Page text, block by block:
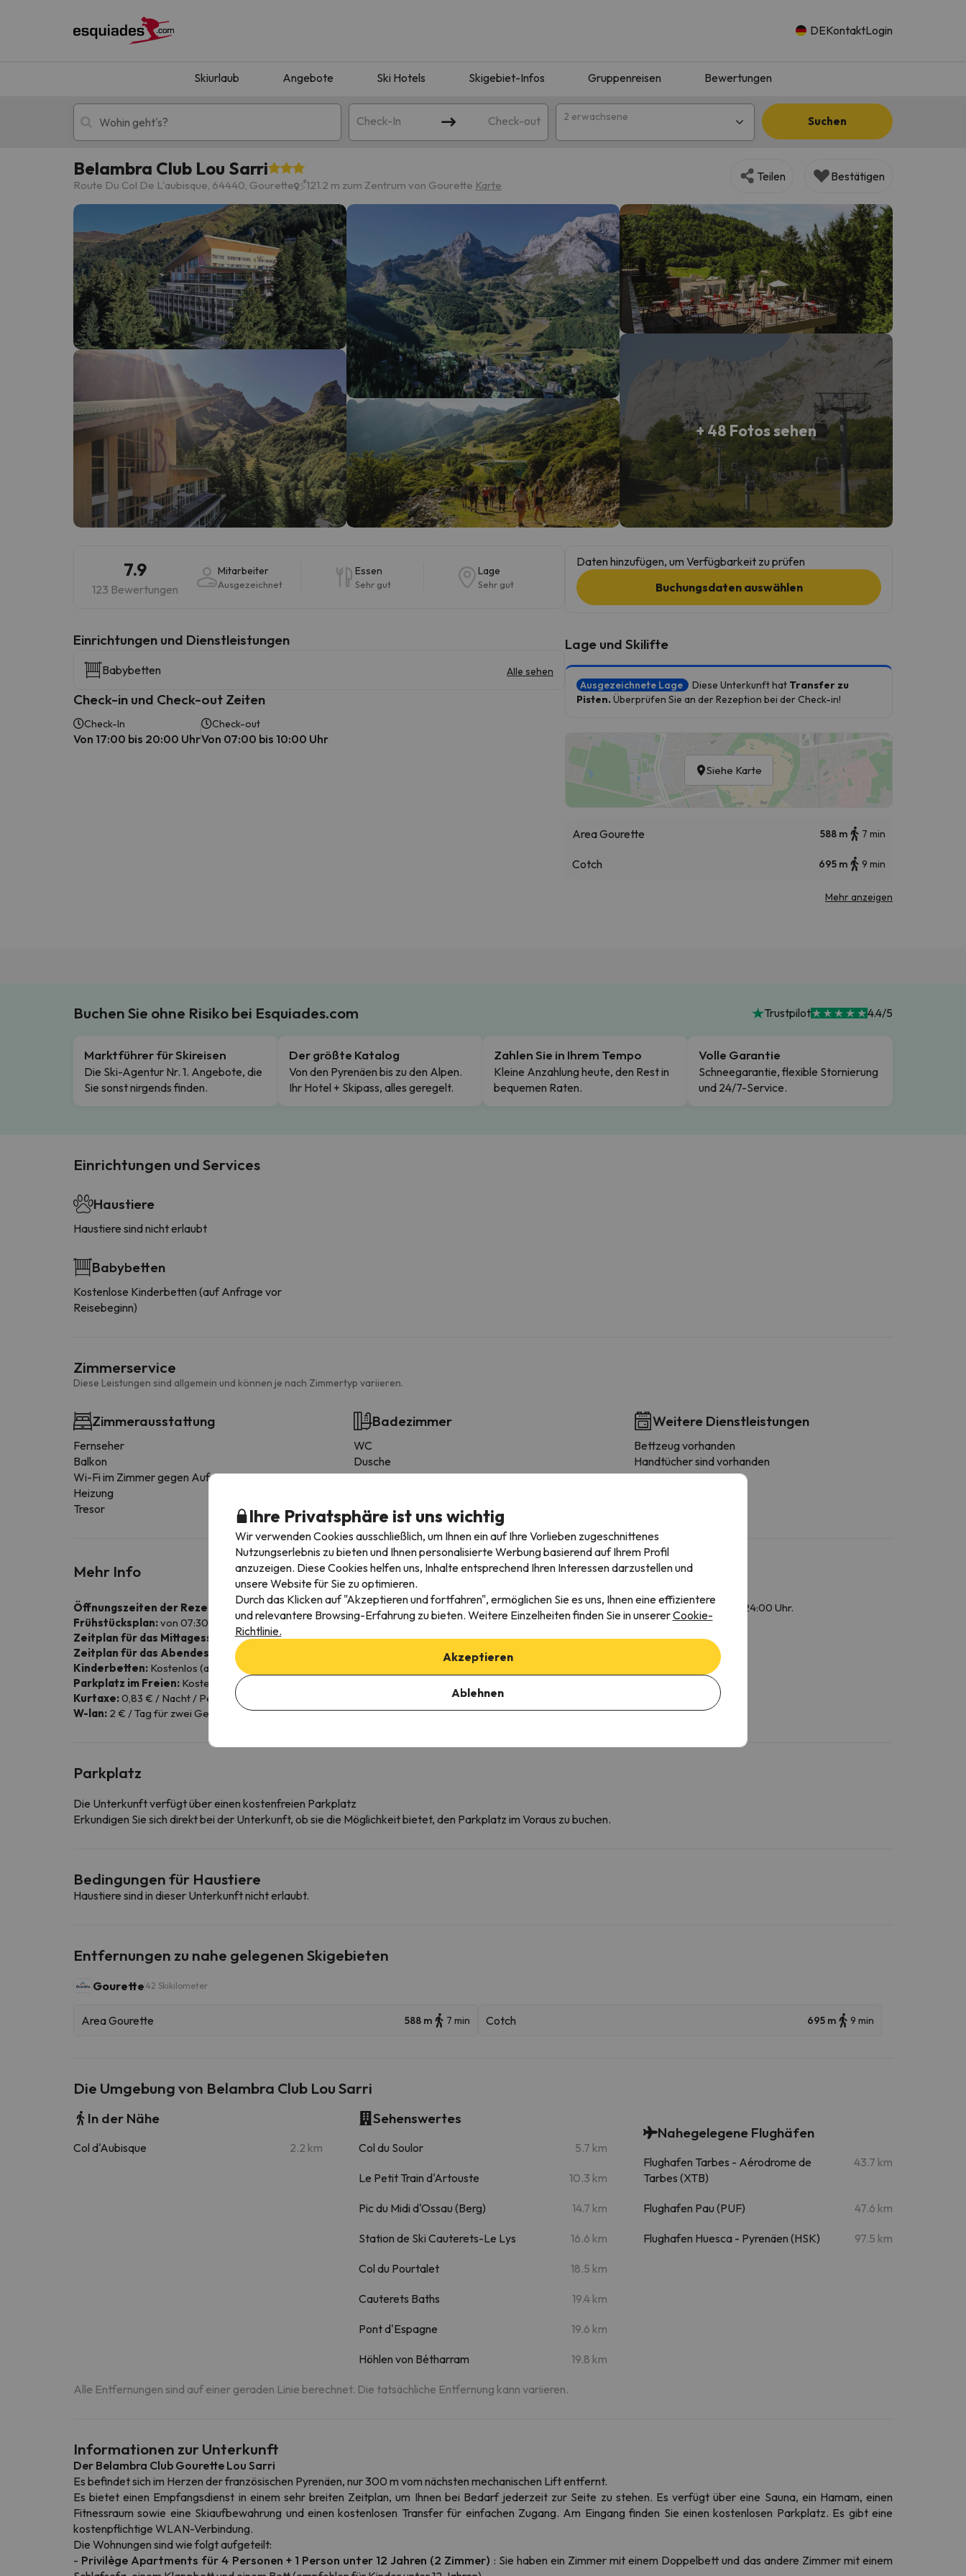
DEKontaktLogin
Skiurlaub Angebote Ski Hotels Skigebiet-Infos Gruppenreisen Bewertungen
Check-In Check-out 2 erwachsene Suchen
Skiurlaub Berghotels
Oops, wir haben keine Ergebnisse gefunden, die Ihrer Suche entsprechen. Versuchen Sie, das Ziel zu ändern.
Es sieht so aus, als hätte sich unser Sucher verirrt. Sobald er seinen Kompass gefunden hat, wird er zurück sein.
Belambra Club Lou Sarri
Route Du Col De L'aubisque, 64440, Gourette 121.2 m zum Zentrum von Gourette Karte
Teilen Bestätigen
+ 48 Fotos sehen
7.9
123 Bewertungen
Mitarbeiter
Ausgezeichnet
Essen
Sehr gut
Lage
Sehr gut
​Einrichtungen und Dienstleistungen
Babybetten Alle sehen
Check-in und Check-out Zeiten
Check-In
Von 17:00 bis 20:00 Uhr
Check-out
Von 07:00 bis 10:00 Uhr
Daten hinzufügen, um Verfügbarkeit zu prüfen
Buchungsdaten auswählen
Lage und Skilifte
Ausgezeichnete Lage Diese Unterkunft hat Transfer zu
Pisten. Überprüfen Sie an der Rezeption bei der Check-in!
Siehe Karte
Area Gourette 588 m 7 min
Cotch 695 m 9 min
Mehr anzeigen
Buchen Sie ohne Risiko bei Esquiades.com Trustpilot 4.4/5
Marktführer für Skireisen
Die Ski-Agentur Nr. 1. Angebote, die
Sie sonst nirgends finden.
Der größte Katalog
Von den Pyrenäen bis zu den Alpen.
Ihr Hotel + Skipass, alles geregelt.
Zahlen Sie in Ihrem Tempo
Kleine Anzahlung heute, den Rest in
bequemen Raten.
Volle Garantie
Schneegarantie, flexible Stornierung
und 24/7-Service.
Einrichtungen und Services
Haustiere
Haustiere sind nicht erlaubt
Babybetten
Kostenlose Kinderbetten (auf Anfrage vor
Reisebeginn)
Zimmerservice
Diese Leistungen sind allgemein und können je nach Zimmertyp variieren.
Zimmerausstattung
Fernseher
Balkon
Wi-Fi im Zimmer gegen Aufpreis
Heizung
Tresor
Badezimmer
WC
Dusche
Weitere Dienstleistungen
Bettzeug vorhanden
Handtücher sind vorhanden
Mehr Info
Öffnungszeiten der Rezeption:von Sonntag bis Freitag: von 22:00 bis 12:00 Uhr (außer von 14:30 bis 16:30 Uhr). Samstags: von 24:00 bis 24:00 Uhr.
Frühstücksplan:von 07:30 bis 09:30 Uhr.
Zeitplan für das Mittagessen:
von 12: 00h bis 13: 30h.
Zeitplan für das Abendessen:
von 19.00 bis 20.30 Uhr
Kinderbetten: Kostenlos (auf Anfrage und nach Verfügbarkeit).
Parkplatz im Freien: Kostenlos (nach Verfügbarkeit bei der Ankunft :)).
Kurtaxe:0,83 € / Nacht / Person. Ab 13 Jahren.
W-lan: 2 € / Tag für zwei Geräte. 20 € / Woche für fünf Geräte.
Parkplatz
Die Unterkunft verfügt über einen kostenfreien Parkplatz
Erkundigen Sie sich direkt bei der Unterkunft, ob sie die Möglichkeit bietet, den Parkplatz im Voraus zu buchen.
Bedingungen für Haustiere
Haustiere sind in dieser Unterkunft nicht erlaubt.
Entfernungen zu nahe gelegenen Skigebieten
Gourette 42 Skikilometer
Area Gourette 588 m 7 min Cotch 695 m 9 min
Die Umgebung von Belambra Club Lou Sarri
In der Nähe
Col d'Aubisque 2.2 km
Sehenswertes
Col du Soulor 5.7 km
Le Petit Train d'Artouste 10.3 km
Pic du Midi d'Ossau (Berg) 14.7 km
Station de Ski Cauterets-Le Lys 16.6 km
Col du Pourtalet 18.5 km
Cauterets Baths 19.4 km
Pont d'Espagne 19.6 km
Höhlen von Bétharram 19.8 km
Nahegelegene Flughäfen
Flughafen Tarbes - Aérodrome de
Tarbes (XTB)
43.7 km
Flughafen Pau (PUF) 47.6 km
Flughafen Huesca - Pyrenäen (HSK) 97.5 km
Alle Entfernungen sind auf einer geraden Linie berechnet. Die tatsächliche Entfernung kann variieren.
Informationen zur Unterkunft
Der Belambra Club Gourette Lou Sarri
Es befindet sich im Herzen der französischen Pyrenäen, nur 300 m vom nächsten mechanischen Lift entfernt.
Es bietet einen Empfangsdienst in einem sehr breiten Zeitplan, um Ihnen bei Bedarf jederzeit zur Seite zu stehen. Es verfügt über eine Sauna, ein Hamam, einen
Fitnessraum sowie eine Skiaufbewahrung und einen kostenlosen Transfer für einfachen Zugang. Am Eingang finden Sie einen kostenlosen Parkplatz. Es gibt eine
kostenpflichtige WLAN-Verbindung.
Die Wohnungen sind wie folgt aufgeteilt:
- Privilège Apartments für 4 Personen + 1 Person unter 12 Jahren (2 Zimmer) : Sie haben ein Zimmer mit einem Doppelbett und das andere Zimmer mit einem
Ihre Privatsphäre ist uns wichtig
Wir verwenden Cookies ausschließlich, um Ihnen ein auf Ihre Vorlieben zugeschnittenes
Nutzungserlebnis zu bieten und Ihnen personalisierte Werbung basierend auf Ihrem Profil
anzuzeigen. Diese Cookies helfen uns, Inhalte entsprechend Ihren Interessen darzustellen und
unsere Website für Sie zu optimieren.
Durch das Klicken auf "Akzeptieren und fortfahren", ermöglichen Sie es uns, Ihnen eine effizientere
und relevantere Browsing-Erfahrung zu bieten. Weitere Einzelheiten finden Sie in unsererCookie-
Richtlinie.
Akzeptieren
Ablehnen